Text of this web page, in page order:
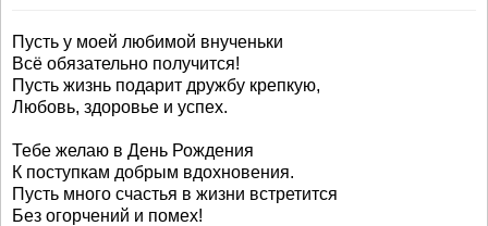
Пусть у моей любимой внученьки
Всё обязательно получится!
Пусть жизнь подарит дружбу крепкую,
Любовь, здоровье и успех.
Тебе желаю в День Рождения
К поступкам добрым вдохновения.
Пусть много счастья в жизни встретится
Без огорчений и помех!